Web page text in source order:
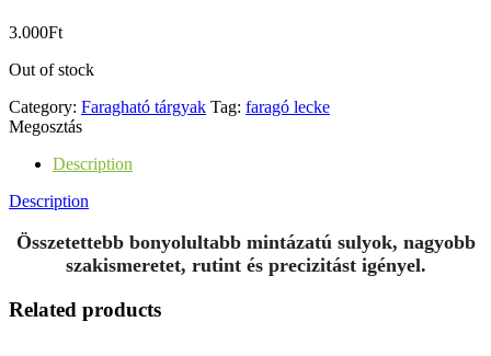
3.000Ft
Out of stock
Category: Faragható tárgyak Tag: faragó lecke
Megosztás
Description
Description
Összetettebb bonyolultabb mintázatú sulyok, nagyobb
szakismeretet, rutint és precizitást igényel.
Related products